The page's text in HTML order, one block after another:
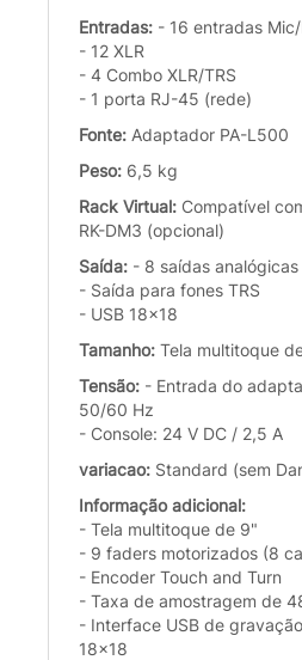
Entradas: - 16 entradas
- 12 XLR
- 4 Combo XLR/TRS
- 1 porta RJ-45 (rede)
Fonte: Adaptador PA-L500
Peso: 6,5 kg
Rack Virtual: Compatível
RK-DM3 (opcional)
Saída: - 8 saídas analógicas
- Saída para fones TRS
- USB 18x18
Tamanho: Tela multitoque
Tensão: - Entrada do
50/60 Hz
- Console: 24 V DC / 2,5 A
variacao: Standard (sem
Informação adicional:
- Tela multitoque de 9"
- 9 faders motorizados (8
- Encoder Touch and Turn
- Taxa de amostragem de
- Interface USB de
18x18